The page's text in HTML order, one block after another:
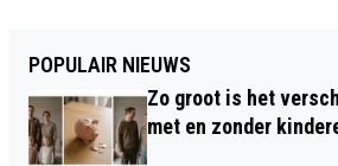
POPULAIR NIEUWS
Zo groot is het
met en zonder